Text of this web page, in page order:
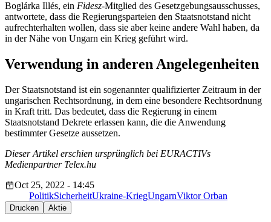
Boglárka Illés, ein Fidesz-Mitglied des Gesetzgebungsausschusses,
antwortete, dass die Regierungsparteien den Staatsnotstand nicht
aufrechterhalten wollen, dass sie aber keine andere Wahl haben, da
in der Nähe von Ungarn ein Krieg geführt wird.
Verwendung in anderen Angelegenheiten
Der Staatsnotstand ist ein sogenannter qualifizierter Zeitraum in der
ungarischen Rechtsordnung, in dem eine besondere Rechtsordnung
in Kraft tritt. Das bedeutet, dass die Regierung in einem
Staatsnotstand Dekrete erlassen kann, die die Anwendung
bestimmter Gesetze aussetzen.
Dieser Artikel erschien ursprünglich bei EURACTIVs
Medienpartner Telex.hu
Oct 25, 2022 - 14:45
PolitikSicherheitUkraine-KriegUngarnViktor Orban
Drucken Aktie